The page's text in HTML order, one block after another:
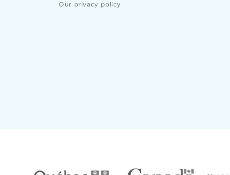
Our privacy policy